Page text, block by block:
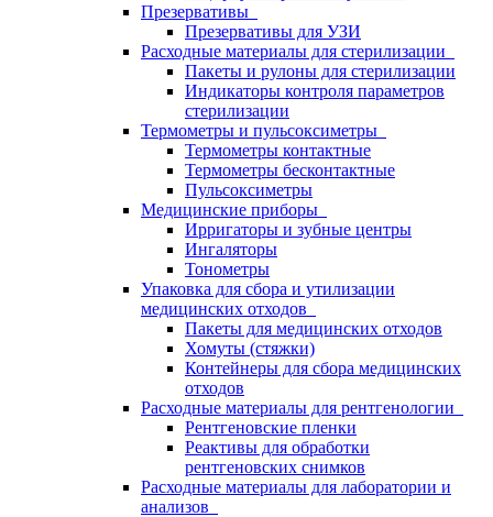
Презервативы
Презервативы для УЗИ
Расходные материалы для стерилизации
Пакеты и рулоны для стерилизации
Индикаторы контроля параметров
стерилизации
Термометры и пульсоксиметры
Термометры контактные
Термометры бесконтактные
Пульсоксиметры
Медицинские приборы
Ирригаторы и зубные центры
Ингаляторы
Тонометры
Упаковка для сбора и утилизации
медицинских отходов
Пакеты для медицинских отходов
Хомуты (стяжки)
Контейнеры для сбора медицинских
отходов
Расходные материалы для рентгенологии
Рентгеновские пленки
Реактивы для обработки
рентгеновских снимков
Расходные материалы для лаборатории и
анализов